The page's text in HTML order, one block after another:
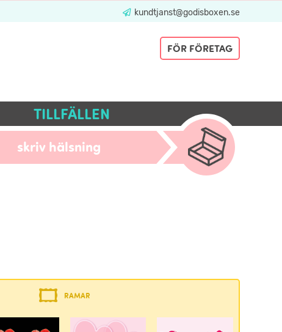
kundtjanst@godisboxen.se
FÖR FÖRETAG
TILLFÄLLEN
skriv hälsning
RAMAR